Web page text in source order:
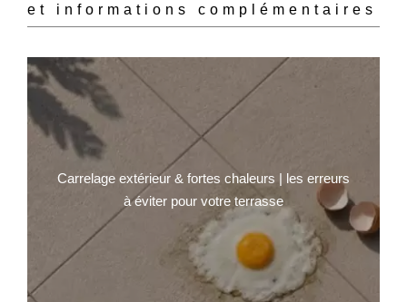
et informations complémentaires
Carrelage extérieur & fortes chaleurs | les erreurs
à éviter pour votre terrasse